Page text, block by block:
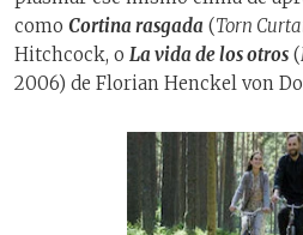
como Cortina rasgada (Torn
Hitchcock, o La vida de los otros (
2006) de Florian Henckel von